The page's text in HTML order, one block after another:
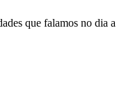
que falamos no